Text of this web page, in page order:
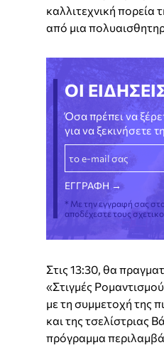
καλλιτεχνική πορεία
από μια
ΟΙ
Όσα πρέπει να
για να ξεκινήσετε
* Με την εγγραφή σας
αποδέχεστε τους
Στις 13:30, θα
«Στιγμές
με τη συμμετοχή της
και της τσελίστριας
πρόγραμμα